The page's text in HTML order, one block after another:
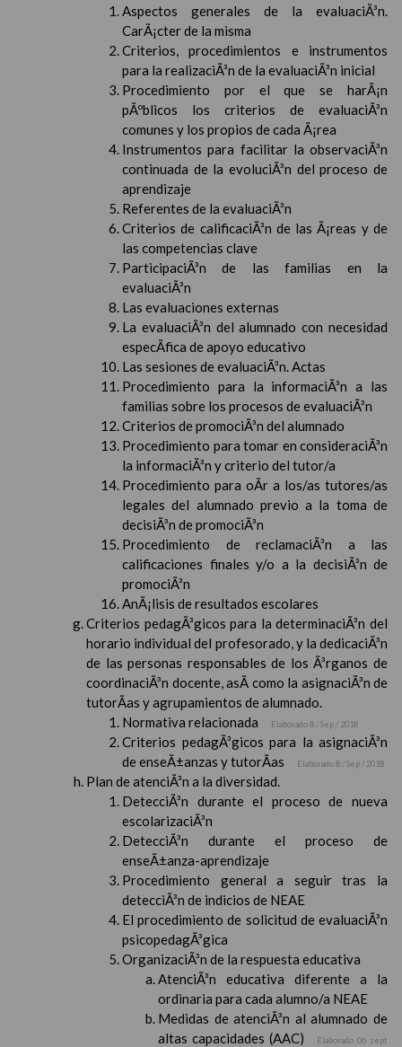
Aspectos generales de la evaluaciÃ³n.
CarÃ¡cter de la misma
Criterios, procedimientos e instrumentos
para la realizaciÃ³n de la evaluaciÃ³n inicial
Procedimiento por el que se harÃ¡n
pÃºblicos los criterios de evaluaciÃ³n
comunes y los propios de cada Ã¡rea
Instrumentos para facilitar la observaciÃ³n
continuada de la evoluciÃ³n del proceso de
aprendizaje
Referentes de la evaluaciÃ³n
Criterios de calificaciÃ³n de las Ã¡reas y de
las competencias clave
ParticipaciÃ³n de las familias en la
evaluaciÃ³n
Las evaluaciones externas
La evaluaciÃ³n del alumnado con necesidad
especÃ­fica de apoyo educativo
Las sesiones de evaluaciÃ³n. Actas
Procedimiento para la informaciÃ³n a las
familias sobre los procesos de evaluaciÃ³n
Criterios de promociÃ³n del alumnado
Procedimiento para tomar en consideraciÃ³n
la informaciÃ³n y criterio del tutor/a
Procedimiento para oÃ­r a los/as tutores/as
legales del alumnado previo a la toma de
decisiÃ³n de promociÃ³n
Procedimiento de reclamaciÃ³n a las
calificaciones finales y/o a la decisiÃ³n de
promociÃ³n
AnÃ¡lisis de resultados escolares
Criterios pedagÃ³gicos para la determinaciÃ³n del
horario individual del profesorado, y la dedicaciÃ³n
de las personas responsables de los Ã³rganos de
coordinaciÃ³n docente, asÃ­ como la asignaciÃ³n de
tutorÃ­as y agrupamientos de alumnado.
Normativa relacionada
Elaborado 8 / Sep / 2018
Criterios pedagÃ³gicos para la asignaciÃ³n
de enseÃ±anzas y tutorÃ­as
Elaborado 8 / Sep / 2018
Plan de atenciÃ³n a la diversidad.
DetecciÃ³n durante el proceso de nueva
escolarizaciÃ³n
DetecciÃ³n durante el proceso de
enseÃ±anza-aprendizaje
Procedimiento general a seguir tras la
detecciÃ³n de indicios de NEAE
El procedimiento de solicitud de evaluaciÃ³n
psicopedagÃ³gica
OrganizaciÃ³n de la respuesta educativa
AtenciÃ³n educativa diferente a la
ordinaria para cada alumno/a NEAE
Medidas de atenciÃ³n al alumnado de
altas capacidades (AAC)
Elaborado 06 sept